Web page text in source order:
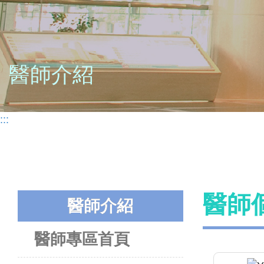
醫師介紹
:::
醫師介紹
醫師專區首頁
醫師